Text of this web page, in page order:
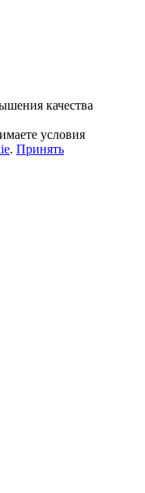
качества
условия
. Принять